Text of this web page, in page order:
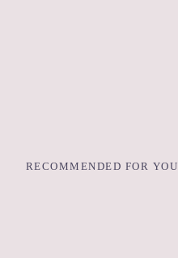
RECOMMENDED FOR YOU